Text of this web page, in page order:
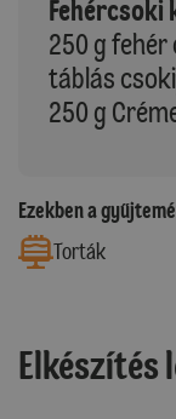
Fehércsoki
250 g
táblás
250 g
Ezekben a
Torták
Elkészítés